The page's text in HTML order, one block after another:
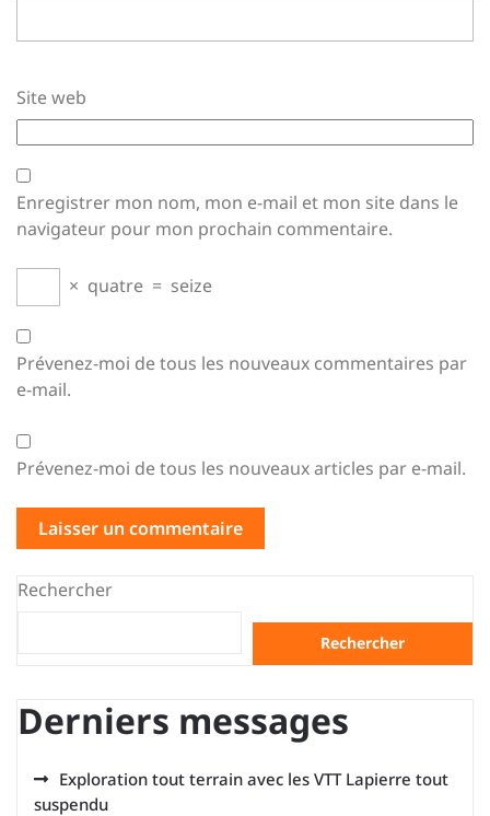
Site web
Enregistrer mon nom, mon e-mail et mon site dans le
navigateur pour mon prochain commentaire.
× quatre = seize
Prévenez-moi de tous les nouveaux commentaires par
e-mail.
Prévenez-moi de tous les nouveaux articles par e-mail.
Rechercher
Rechercher
Derniers messages
Exploration tout terrain avec les VTT Lapierre tout
suspendu